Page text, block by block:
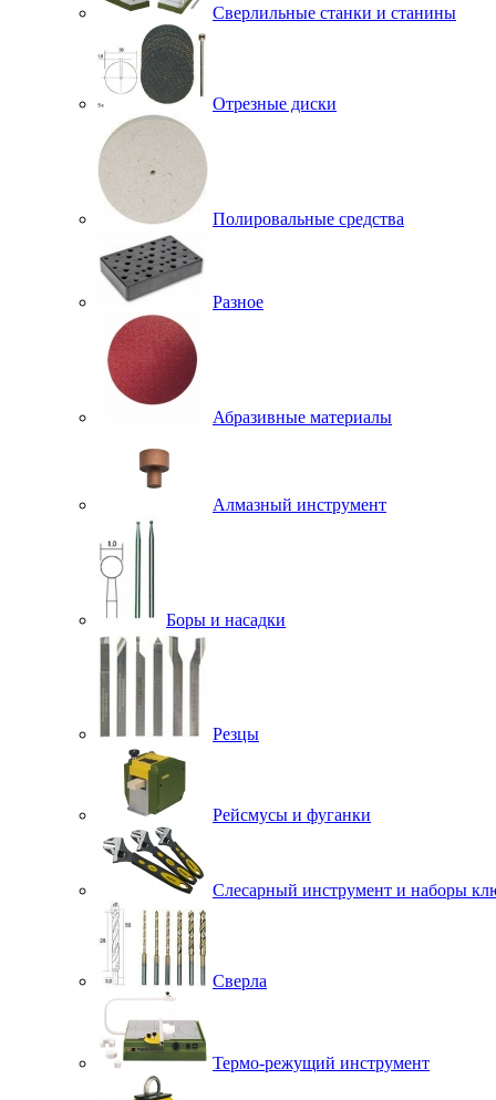
Сверлильные станки и станины
Отрезные диски
Полировальные средства
Разное
Абразивные материалы
Алмазный инструмент
Боры и насадки
Резцы
Рейсмусы и фуганки
Слесарный инструмент и наборы
Сверла
Термо-режущий инструмент